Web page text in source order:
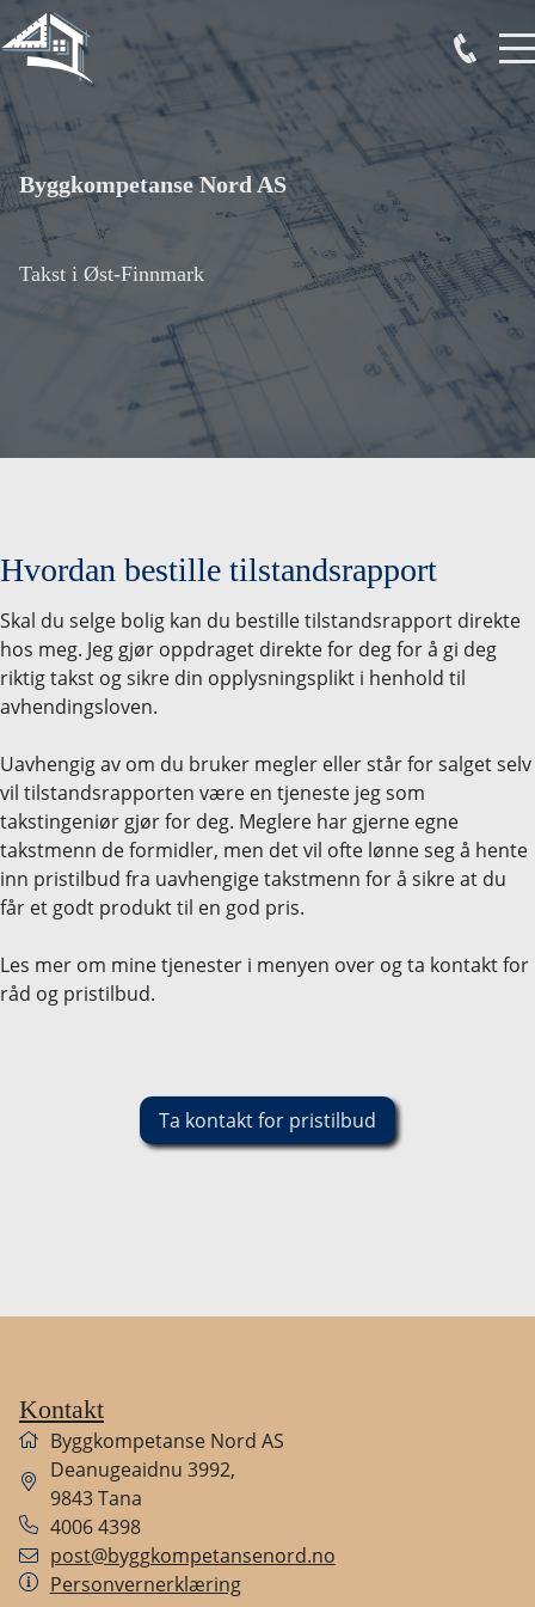
Kontakt
PRISOVERSLAG
TILSTANDSRAPPORT
VERDITAKST
Byggkompetanse Nord AS
Takst i Øst-Finnmark
Hvordan bestille tilstandsrapport
Skal du selge bolig kan du bestille tilstandsrapport direkte
hos meg. Jeg gjør oppdraget direkte for deg for å gi deg
riktig takst og sikre din opplysningsplikt i henhold til
avhendingsloven.
Uavhengig av om du bruker megler eller står for salget selv
vil tilstandsrapporten være en tjeneste jeg som
takstingeniør gjør for deg. Meglere har gjerne egne
takstmenn de formidler, men det vil ofte lønne seg å hente
inn pristilbud fra uavhengige takstmenn for å sikre at du
får et godt produkt til en god pris.
Les mer om mine tjenester i menyen over og ta kontakt for
råd og pristilbud.
Ta kontakt for pristilbud
Kontakt
Byggkompetanse Nord AS
Deanugeaidnu 3992,
9843Tana
4006 4398
post@byggkompetansenord.no
Personvernerklæring